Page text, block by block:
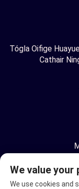
Tógla Oifige
Cathair
We value your
We use cookies and